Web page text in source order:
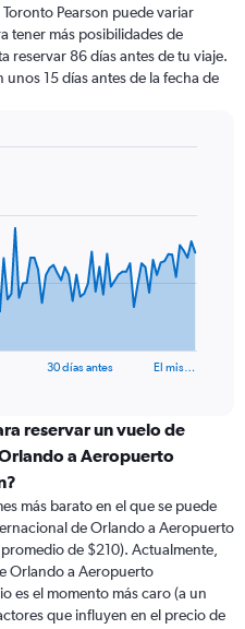
Pearson puede variar
tener más posibilidades de
reservar 86 días antes de tu viaje.
15 días antes de la fecha de
30 días antes El mis…
reservar un vuelo de
a Aeropuerto
más barato en el que se puede
de Orlando a Aeropuerto
de $210). Actualmente,
Orlando a Aeropuerto
es el momento más caro (a un
que influyen en el precio de